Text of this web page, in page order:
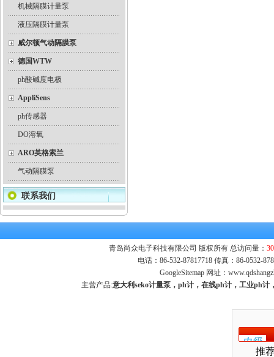
机械隔膜计量泵
液压隔膜计量泵
威尔顿气动隔膜泵
德国WTW
ph酸碱度电极
AppliSens
ph传感器
DO溶氧
ARO英格索兰
气动隔膜泵
联系我们
青岛尚众电子科技有限公司 版权所有 总访问量：
电话：86-532-87817718 传真：86-0532-
GoogleSitemap网址：
主营产品:意大利seko计量泵，ph计，在线ph计，工业ph
推